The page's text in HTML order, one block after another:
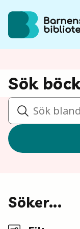
Hoppa till
Böcker
Sök
Sök
Sök
Söker...